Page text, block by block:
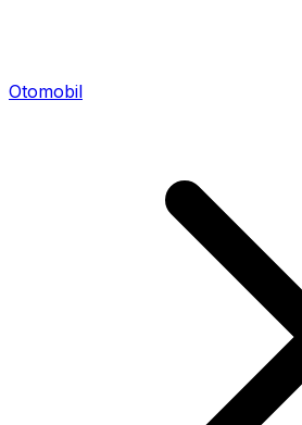
Otomobil